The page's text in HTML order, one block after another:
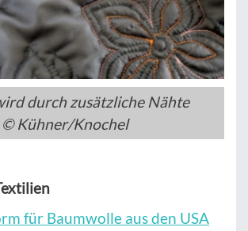
durch zusätzliche Nähte
Kühner/Knochel
für Baumwolle aus den USA